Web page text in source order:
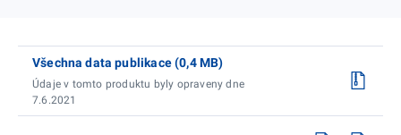
Všechna data publikace (0,4 MB)
Údaje v tomto produktu byly opraveny dne
7.6.2021